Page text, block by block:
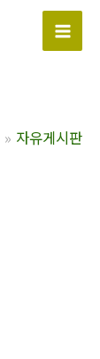
Main
자유게시판